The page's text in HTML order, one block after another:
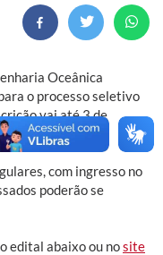
Oceânica
o processo seletivo
vai até 3 de
com ingresso no
poderão se
edital abaixo ou nosite